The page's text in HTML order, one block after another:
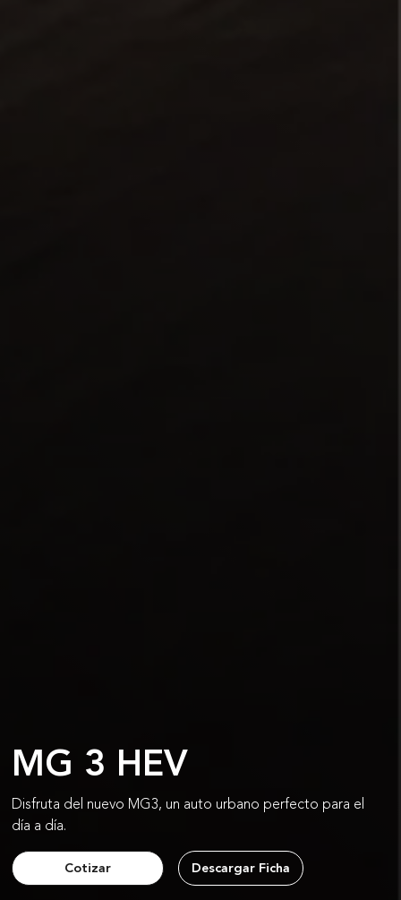
MG 3 HEV
Disfruta del nuevo MG3, un auto urbano perfecto para el
día a día.
Cotizar Descargar Ficha